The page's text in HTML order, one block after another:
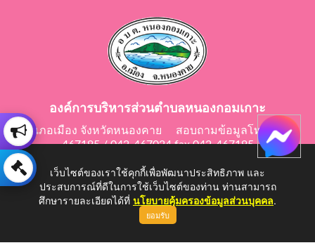
องค์การบริหารส่วนตำบลหนองกอมเกาะ
อำเภอเมือง จังหวัดหนองคาย สอบถามข้อมูลโทร 042-
467195 / 042-467024 fax 042-467195
E-Mail: saraban@nongkomkor.go.th
เว็บไซต์ของเราใช้คุกกี้เพื่อพัฒนาประสิทธิภาพ และ
ประสบการณ์ที่ดีในการใช้เว็บไซต์ของท่าน ท่านสามารถ
ศึกษารายละเอียดได้ที่ นโยบายคุ้มครองข้อมูลส่วนบุคคล.
ยอมรับ